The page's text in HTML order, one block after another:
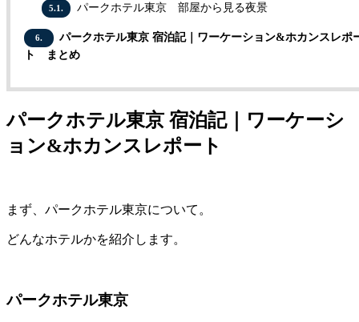
5.1. パークホテル東京 部屋から見る夜景
6.
パークホテル東京 宿泊記｜ワーケーション&ホカンスレポ
ト まとめ
パークホテル東京 宿泊記｜ワーケーシ
ョン&ホカンスレポート
まず、パークホテル東京について。
どんなホテルかを紹介します。
パークホテル東京